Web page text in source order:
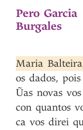
Pero Garcia
Burgales
Maria Balteira
os dados, pois
Ũas novas vos
con quantos
ca vos direi